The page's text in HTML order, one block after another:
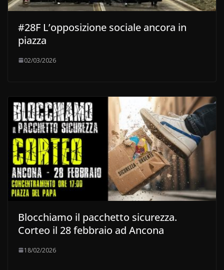
#28F L’opposizione sociale ancora in
piazza
02/03/2026
Blocchiamo il pacchetto sicurezza.
Corteo il 28 febbraio ad Ancona
18/02/2026